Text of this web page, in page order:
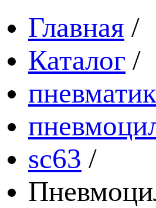
Главная /
Каталог /
sc63 /